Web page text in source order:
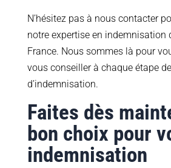
N’hésitez pas à nous contacter
notre expertise en indemnisation
France. Nous sommes là pour
vous conseiller à chaque étape
d’indemnisation.
Faites dès
bon choix pour
indemnisation